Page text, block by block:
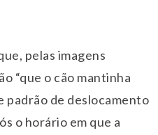
pelas imagens
“que o cão mantinha
padrão de deslocamento
o horário em que a